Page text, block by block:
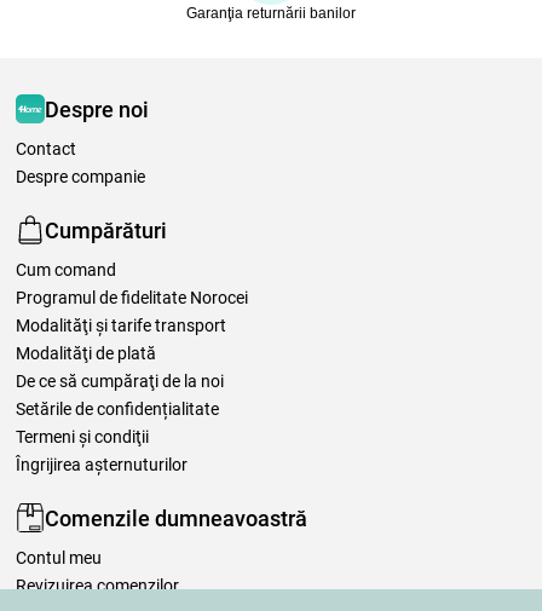
Garanţia returnării banilor
Despre noi
Contact
Despre companie
Cumpărături
Cum comand
Programul de fidelitate Norocei
Modalităţi şi tarife transport
Modalităţi de plată
De ce să cumpăraţi de la noi
Setările de confidențialitate
Termeni şi condiţii
Îngrijirea așternuturilor
Comenzile dumneavoastră
Contul meu
Revizuirea comenzilor